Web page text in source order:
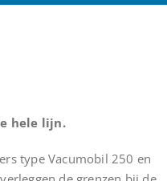
hele lijn.
type Vacumobil 250 en